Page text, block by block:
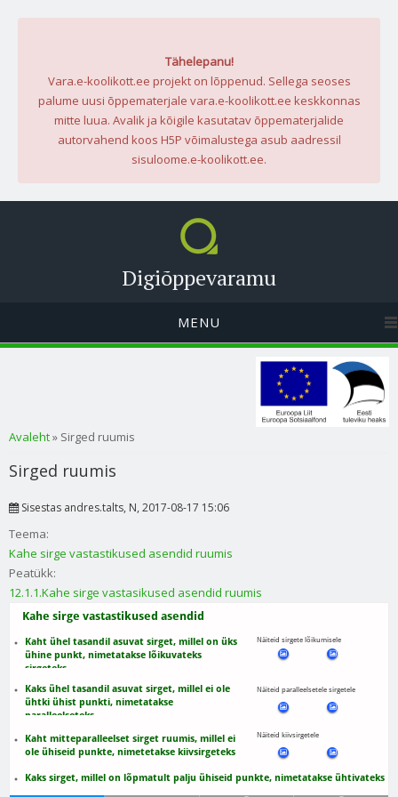
Tähelepanu!
Vara.e-koolikott.ee projekt on lõppenud. Sellega seoses
palume uusi õppematerjale vara.e-koolikott.ee keskkonnas
mitte luua. Avalik ja kõigile kasutatav õppematerjalide
autorvahend koos H5P võimalustega asub aadressil
sisuloome.e-koolikott.ee.
Digiõppevaramu
MENU
Sa oled siin
Avaleht» Sirged ruumis
Sirged ruumis
Sisestas andres.talts, N, 2017-08-17 15:06
Teema:
Kahe sirge vastastikused asendid ruumis
Peatükk:
12.1.1.Kahe sirge vastasikused asendid ruumis